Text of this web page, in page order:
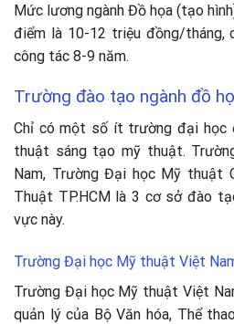
Mức lương ngành Đồ họa (tạo
điểm là 10-12 triệu đồng/tháng,
công tác 8-9 năm.
Trường đào tạo ngành đồ
Chỉ có một số ít trường đại học
thuật sáng tạo mỹ thuật.
Nam, Trường Đại học Mỹ thuật
Thuật TP.HCM là 3 cơ sở đào
vực này.
Trường Đại học Mỹ thuật Việt
Trường Đại học Mỹ thuật Việt
quản lý của Bộ Văn hóa, Thể